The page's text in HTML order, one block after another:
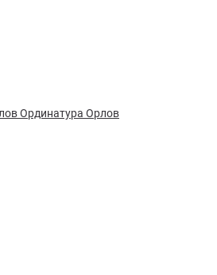
Ординатура Орлов